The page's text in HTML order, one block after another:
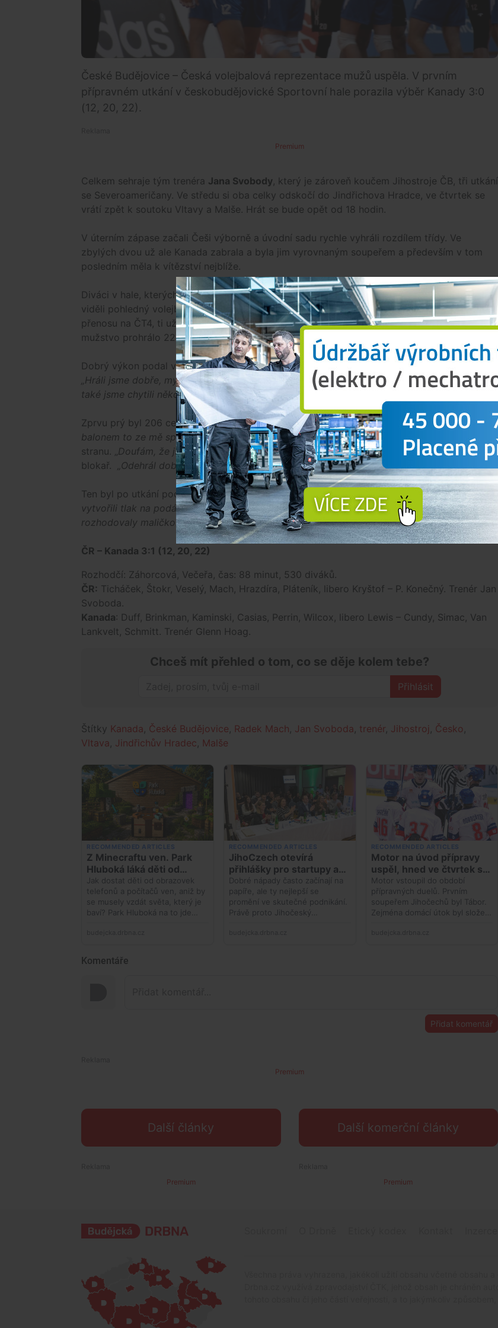
České Budějovice – Česká volejbalová reprezentace mužů uspěla. V prvním
přípravném utkání v českobudějovické Sportovní hale porazila výběr Kanady 3:0
(12, 20, 22).
Premium
Celkem sehraje tým trenéra Jana Svobody , který je zároveň koučem Jihostroje ČB, tři utkání
se Severoameričany. Ve středu si oba celky odskočí do Jindřichova Hradce, ve čtvrtek se
vrátí zpět k soutoku Vltavy a Malše. Hrát se bude opět od 18 hodin.
V úterním zápase začali Češi výborně a úvodní sadu rychle vyhráli rozdílem třídy. Ve
zbylých dvou už ale Kanada zabrala a byla jim vyrovnaným soupeřem a především v tom
posledním měla k vítězství nejblíže.
Diváci v hale, kterých se sešlo něco málo přes pět stovek, i ti, kteří seděli doma u televize,
viděli pohledný volejbal s dramatickými výměnami. Ti, kteří sledovali utkání v přímém
přenosu na ČT4, ti už neviděli čtvrtý set, na kterém se oba trenéři dohodli. Ten domácí
mužstvo prohrálo 22:25, i když až do koncovky jej mělo ve své režii.
Dobrý výkon podal v zápase blokař Jihostroje a nováček v reprezentaci Radek Mach
„Hráli jsme dobře, myslím, že diváci mohou být spokojeni. Vyhráli jsme díky lepšímu podání,
také jsme chytili několik balonů v poli,“ libovala si opora mistrovského celku.
Zprvu prý byl 206 centimetrů vysoký borec trošku nervózní. „Ale s prvním odehraným
balonem to ze mě spadlo,“podotýká. První set Mach ukončil tvrdou smečí na kanadskou
stranu. „ Doufám, že jsem neudělal ostudu, že jsem moc negativně nevyčníval,“ usmíval se
blokař.
„Odehrál dobrý zápas,“ pochválilRadka MachatrenérJan Svoboda.
Ten byl po utkání pochopitelně spokojen.„Kanada je kvalitním soupeřem. My jsme si
vytvořili tlak na podání, měli jsme také lépe přihráno. Utkání ale bylo vyrovnané,
rozhodovaly maličkosti. Také jsme měli tradičně dobrý příjem,“sdělil kouč.
ČR – Kanada 3:1 (12, 20, 22)
Rozhodčí: Záhorcová, Večeřa, čas: 88 minut, 530 diváků.
ČR: Ticháček, Štokr, Veselý, Mach, Hrazdíra, Pláteník, libero Kryštof – P. Konečný. Trenér Jan
Svoboda.
Kanada: Duff, Brinkman, Kaminski, Casias, Perrin, Wilcox, libero Lewis – Cundy, Simac, Van
Lankvelt, Schmitt. Trenér Glenn Hoag.
Chceš mít přehled o tom, co se děje kolem tebe?
Přihlásit
Štítky Kanada České Budějovice Radek Mach Jan Svoboda trenér Jihostroj Česko
Vltava Jindřichův Hradec Malše
Komentáře
Přidat komentář
Premium
Další články Další komerční články
Premium Premium